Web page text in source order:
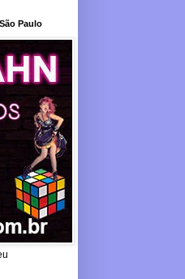
Paulo